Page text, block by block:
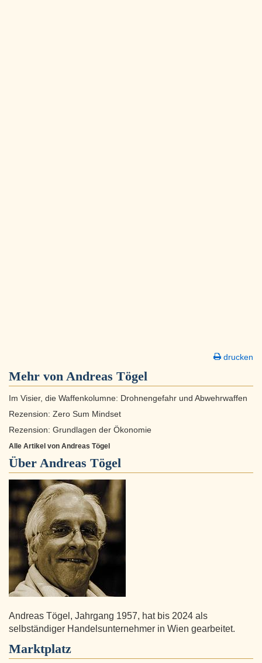
drucken
Mehr von Andreas Tögel
Im Visier, die Waffenkolumne: Drohnengefahr und Abwehrwaffen
Rezension: Zero Sum Mindset
Rezension: Grundlagen der Ökonomie
Alle Artikel von Andreas Tögel
Über Andreas Tögel
Andreas Tögel, Jahrgang 1957, hat bis 2024 als
selbständiger Handelsunternehmer in Wien gearbeitet.
Marktplatz